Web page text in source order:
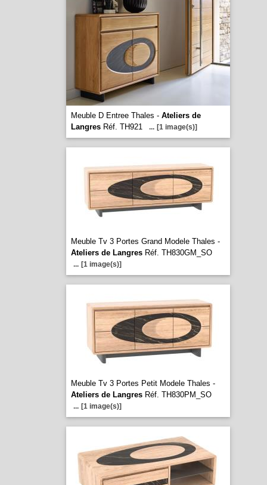
Meuble D Entree Thales - Ateliers de
LangresRéf. TH921 ... [1 image(s)]
Meuble Tv 3 Portes Grand Modele Thales -
Ateliers de LangresRéf. TH830GM_SO
... [1 image(s)]
Meuble Tv 3 Portes Petit Modele Thales -
Ateliers de LangresRéf. TH830PM_SO
... [1 image(s)]